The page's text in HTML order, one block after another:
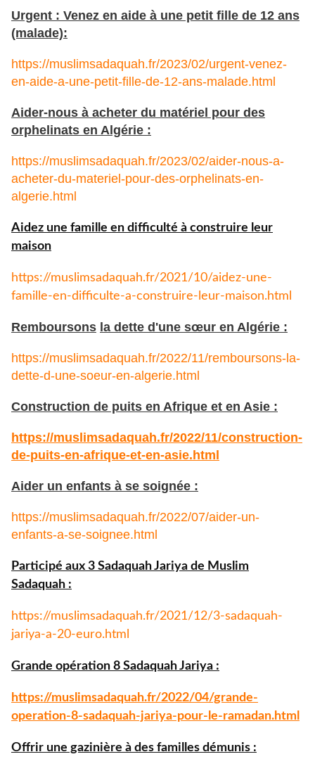
Urgent : Venez en aide à une petit fille de 12 ans
(malade):
https://muslimsadaquah.fr/2023/02/urgent-venez-
en-aide-a-une-petit-fille-de-12-ans-malade.html
Aider-nous à acheter du matériel pour des
orphelinats en Algérie :
https://muslimsadaquah.fr/2023/02/aider-nous-a-
acheter-du-materiel-pour-des-orphelinats-en-
algerie.html
Aidez une famille en difficulté à construire leur
maison
https://muslimsadaquah.fr/2021/10/aidez-une-
famille-en-difficulte-a-construire-leur-maison.html
Remboursons la dette d'une sœur en Algérie :
https://muslimsadaquah.fr/2022/11/remboursons-la-
dette-d-une-soeur-en-algerie.html
Construction de puits en Afrique et en Asie :
https://muslimsadaquah.fr/2022/11/construction-
de-puits-en-afrique-et-en-asie.html
Aider un enfants à se soignée :
https://muslimsadaquah.fr/2022/07/aider-un-
enfants-a-se-soignee.html
Participé aux 3 Sadaquah Jariya de Muslim
Sadaquah :
https://muslimsadaquah.fr/2021/12/3-sadaquah-
jariya-a-20-euro.html
Grande opération 8 Sadaquah Jariya :
https://muslimsadaquah.fr/2022/04/grande-
operation-8-sadaquah-jariya-pour-le-ramadan.html
Offrir une gazinière à des familles démunis :